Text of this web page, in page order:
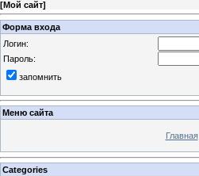
[Мой сайт]
Форма входа
Логин:
Пароль:
запомнить
Меню сайта
Главная
Categories